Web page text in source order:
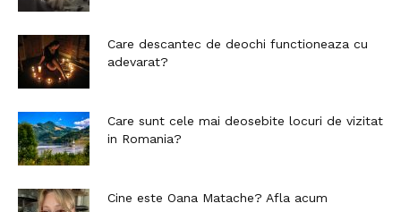
Care descantec de deochi functioneaza cu
adevarat?
Care sunt cele mai deosebite locuri de vizitat
in Romania?
Cine este Oana Matache? Afla acum